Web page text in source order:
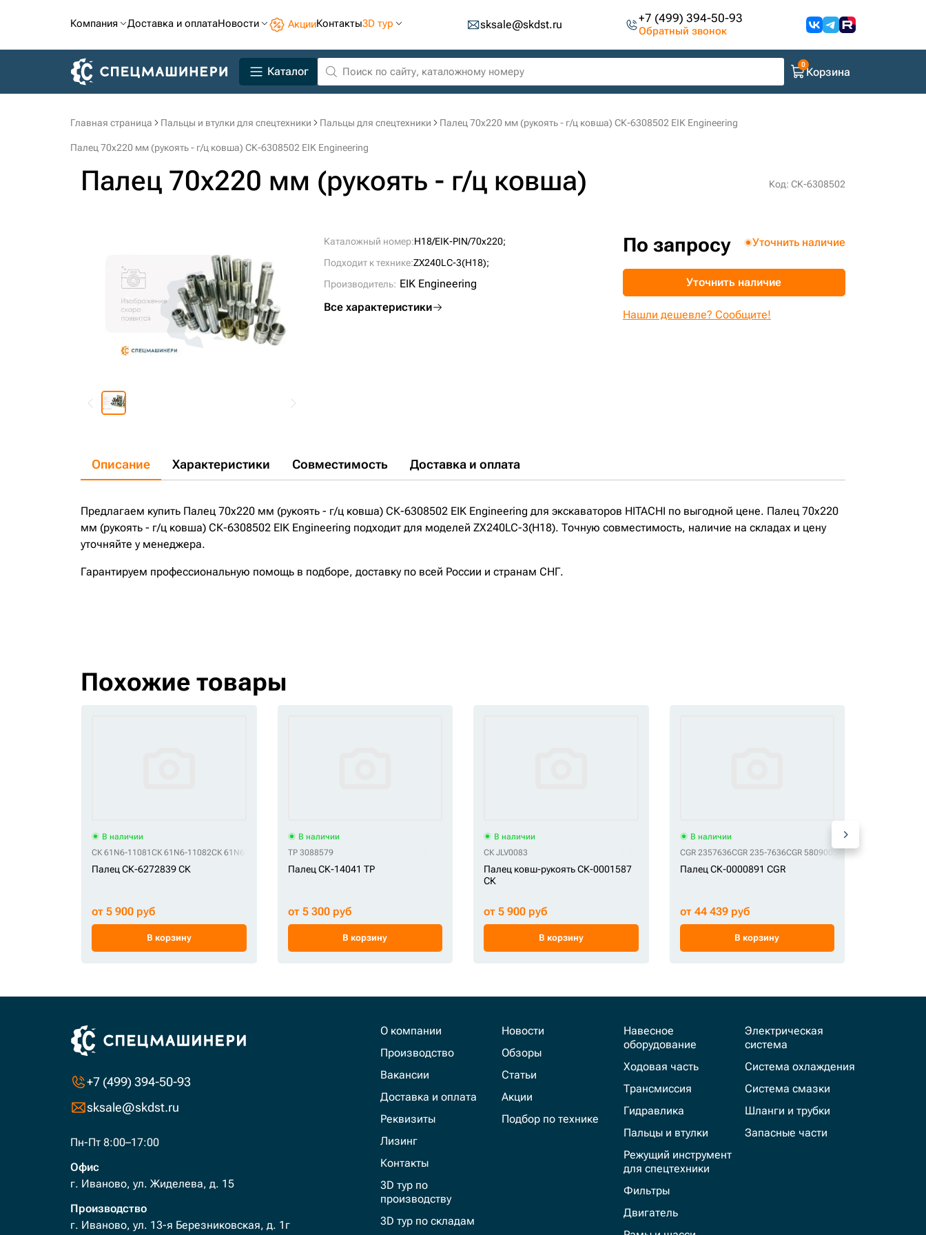
Компания Доставка и оплатаНовости АкцииКонтакты3D тур sksale@skdst.ru +7 (499) 394-50-93
Обратный звонок
Каталог Корзина
Главная страница Пальцы и втулки для спецтехники Пальцы для спецтехники Палец 70x220 мм (рукоять - г/ц ковша) СК-6308502 EIK Engineering
Палец 70x220 мм (рукоять - г/ц ковша) СК-6308502 EIK Engineering
Палец 70x220 мм (рукоять - г/ц ковша) Код: СК-6308502
Каталожный номер:H18/EIK-PIN/70x220;
Подходит к технике:ZX240LC-3(H18);
Производитель: EIK Engineering
Все характеристики
По запросу Уточнить наличие
Уточнить наличие
Нашли дешевле? Сообщите!
Описание Характеристики Совместимость Доставка и оплата
Предлагаем купить Палец 70x220 мм (рукоять - г/ц ковша) СК-6308502 EIK Engineering для экскаваторов HITACHI по выгодной цене. Палец 70x220
мм (рукоять - г/ц ковша) СК-6308502 EIK Engineering подходит для моделей ZX240LC-3(H18). Точную совместимость, наличие на складах и цену
уточняйте у менеджера.
Гарантируем профессиональную помощь в подборе, доставку по всей России и странам СНГ.
Похожие товары
В наличии
СК 61N6-11081 СК 61N6-11082СК 61N6-11083
Палец СК-6272839 СК
от 5 900 руб
В корзину
В наличии
TP 3088579
Палец СК-14041 TP
от 5 300 руб
В корзину
В наличии
СК JLV0083
Палец ковш-рукоять СК-0001587
СК
от 5 900 руб
В корзину
В наличии
CGR 2357636CGR 235-7636CGR 5809007
Палец СК-0000891 CGR
от 44 439 руб
В корзину
+7 (499) 394-50-93
sksale@skdst.ru
Пн-Пт 8:00–17:00
Офис
г. Иваново, ул. Жиделева, д. 15
Производство
г. Иваново, ул. 13-я Березниковская, д. 1г
О компании
Производство
Вакансии
Доставка и оплата
Реквизиты
Лизинг
Контакты
3D тур по
производству
3D тур по складам
Новости
Обзоры
Статьи
Акции
Подбор по технике
Навесное
оборудование
Ходовая часть
Трансмиссия
Гидравлика
Пальцы и втулки
Режущий инструмент
для спецтехники
Фильтры
Двигатель
Электрическая
система
Система охлаждения
Система смазки
Шланги и трубки
Запасные части